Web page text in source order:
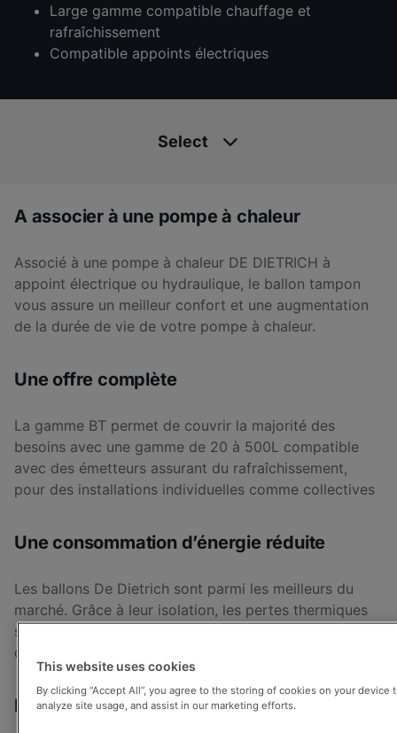
Large gamme compatible chauffage et
rafraîchissement
Compatible appoints électriques
Select
A associer à une pompe à chaleur
Associé à une pompe à chaleur DE DIETRICH à
appoint électrique ou hydraulique, le ballon tampon
vous assure un meilleur confort et une augmentation
de la durée de vie de votre pompe à chaleur.
Une offre complète
La gamme BT permet de couvrir la majorité des
besoins avec une gamme de 20 à 500L compatible
avec des émetteurs assurant du rafraîchissement,
pour des installations individuelles comme collectives
Une consommation d’énergie réduite
Les ballons De Dietrich sont parmi les meilleurs du
marché. Grâce à leur isolation, les pertes thermiques
sont réduites au minimum pour réduire les factures
d’énergie.
Facilité d’installation
This website uses cookies
By clicking “Accept All”, you agree to the storing of cookies on your device
analyze site usage, and assist in our marketing efforts.